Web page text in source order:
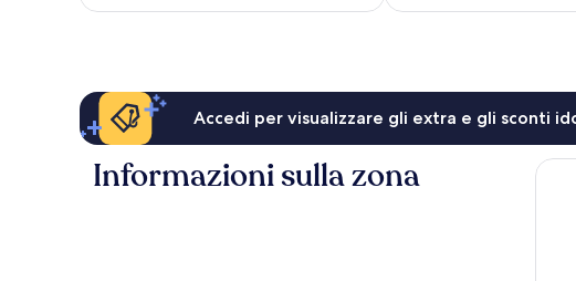
Accedi per visualizzare gli extra e gli sconti
Informazioni sulla zona